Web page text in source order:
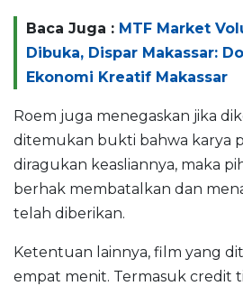
Baca Juga : MTF Market
Dibuka, Dispar Makassar:
Ekonomi Kreatif Makassar
Roem juga menegaskan jika
ditemukan bukti bahwa karya
diragukan keasliannya, maka
berhak membatalkan dan
telah diberikan.
Ketentuan lainnya, film yang
empat menit. Termasuk credit